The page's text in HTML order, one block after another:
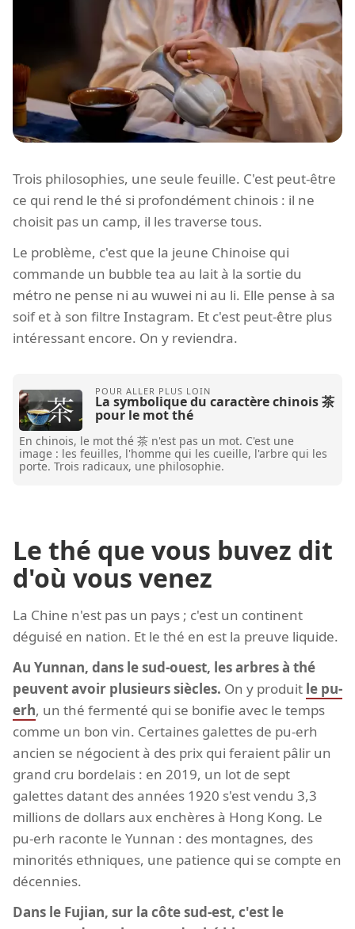
Trois philosophies, une seule feuille. C'est peut-être
ce qui rend le thé si profondément chinois : il ne
choisit pas un camp, il les traverse tous.
Le problème, c'est que la jeune Chinoise qui
commande un bubble tea au lait à la sortie du
métro ne pense ni au wuwei ni au li. Elle pense à sa
soif et à son filtre Instagram. Et c'est peut-être plus
intéressant encore. On y reviendra.
La symbolique du caractère chinois 茶
pour le mot thé
En chinois, le mot thé 茶 n'est pas un mot. C'est une
image : les feuilles, l'homme qui les cueille, l'arbre qui les
porte. Trois radicaux, une philosophie.
Le thé que vous buvez dit
d'où vous venez
La Chine n'est pas un pays ; c'est un continent
déguisé en nation. Et le thé en est la preuve liquide.
Au Yunnan, dans le sud-ouest, les arbres à thé
peuvent avoir plusieurs siècles. On y produit le pu-
erh, un thé fermenté qui se bonifie avec le temps
comme un bon vin. Certaines galettes de pu-erh
ancien se négocient à des prix qui feraient pâlir un
grand cru bordelais : en 2019, un lot de sept
galettes datant des années 1920 s'est vendu 3,3
millions de dollars aux enchères à Hong Kong. Le
pu-erh raconte le Yunnan : des montagnes, des
minorités ethniques, une patience qui se compte en
décennies.
Dans le Fujian, sur la côte sud-est, c'est le